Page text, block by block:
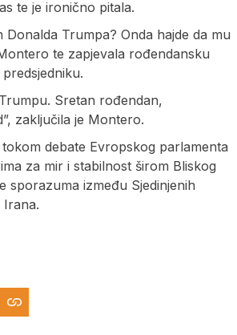
te je ironično pitala.
Donalda Trumpa? Onda hajde da mu
te zapjevala rođendansku
Sretan rođendan,
zaključila je Montero.
debate Evropskog parlamenta
za mir i stabilnost širom Bliskog
sporazuma između Sjedinjenih
Irana.